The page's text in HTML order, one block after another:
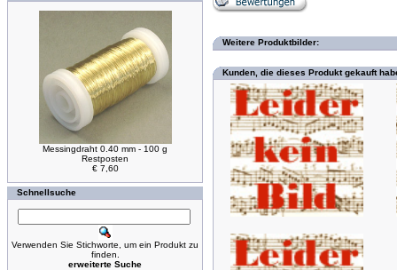
Messingdraht 0.40 mm - 100 g
Restposten
€ 7,60
Schnellsuche
Verwenden Sie Stichworte, um ein Produkt zu
finden.
erweiterte Suche
Weitere Produktbilder:
Kunden, die dieses Produkt gekauft